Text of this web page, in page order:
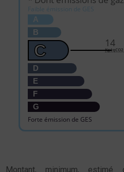
Faible émission de GES
A
B
C
D
E
F
G
Forte émission de GES
14
Montant, minimum, estimé